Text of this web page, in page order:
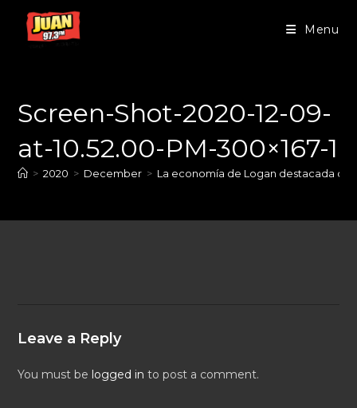
Menu
Screen-Shot-2020-12-09-
at-10.52.00-PM-300×167-1
> 2020 > December > La economía de Logan destacada
Leave a Reply
You must be logged in to post a comment.